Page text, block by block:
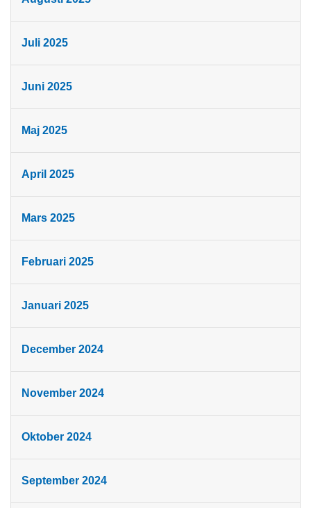
Juli 2025
Juni 2025
Maj 2025
April 2025
Mars 2025
Februari 2025
Januari 2025
December 2024
November 2024
Oktober 2024
September 2024